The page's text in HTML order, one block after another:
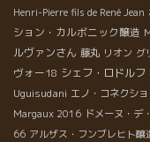
Henri-Pierre fils de René Jean
ション・カルボニック醸造
ルヴァンさん 藤丸 リオン グ
ヴォー18 シェフ・ロドルフ
Uguisudani エノ・コネクシ
Margaux 2016 ドメーヌ・デ
66 アルザス・フンブレヒト醸